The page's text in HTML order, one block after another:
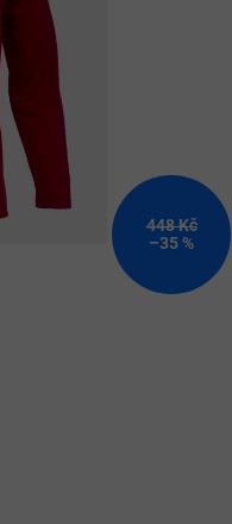
448 Kč
–35 %